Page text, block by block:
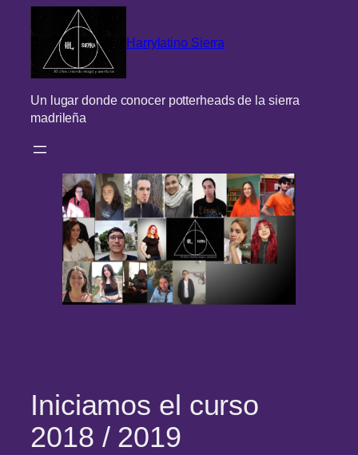
Saltar
contenido
Harrylatino Sierra
Un lugar donde conocer potterheads de la sierra
madrileña
Iniciamos el curso
2018 / 2019